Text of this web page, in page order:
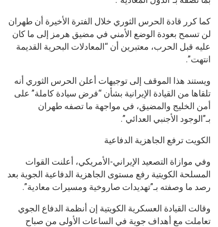
كما كرر قادة الحرس الثوري خلال الفترة الأخيرة أن طهران
لن تسمح بعودة الوضع الأمني في مضيق هرمز إلى ما كان
عليه قبل الحرب، معتبرين أن “المعادلات البحرية القديمة
انتهت”.
ويستند هذا الموقف إلى توجيهات أعلن الحرس الثوري أنه
تلقاها من القيادة الإيرانية بشأن “فرض سيادة كاملة” على
أمن الخليج والمضيق، في مواجهة ما تصفه طهران
بـ”الوجود الأجنبي العدائي”.
الكويت ترفع الجاهزية الدفاعية
وفي موازاة التصعيد الإيراني-الأمريكي، أعلنت القوات
المسلحة الكويتية رفع مستوى الجاهزية الدفاعية الجوية بعد
رصد ما وصفته بـ”تهديدات صاروخية ومسيرات معادية”.
وقالت القيادة العسكرية الكويتية إن أنظمة الدفاع الجوي
تعاملت مع أهداف جوية في الساعات الأولى من صباح